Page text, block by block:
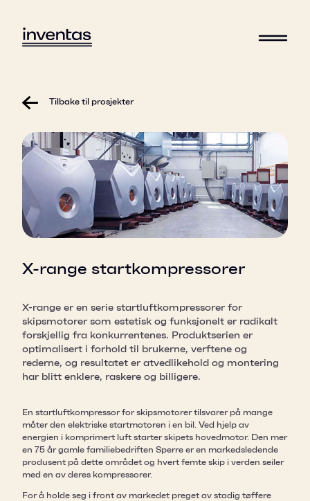
Tilbake til prosjekter
X-range startkompressorer
X-range er en serie startluftkompressorer for
skipsmotorer som estetisk og funksjonelt er radikalt
forskjellig fra konkurrentenes. Produktserien er
optimalisert i forhold til brukerne, verftene og
rederne, og resultatet er atvedlikehold og montering
har blitt enklere, raskere og billigere.
En startluftkompressor for skipsmotorer tilsvarer på mange
måter den elektriske startmotoren i en bil. Ved hjelp av
energien i komprimert luft starter skipets hovedmotor. Den mer
en 75 år gamle familiebedriften Sperre er en markedsledende
produsent på dette området og hvert femte skip i verden seiler
med en av deres kompressorer.
For å holde seg i front av markedet preget av stadig tøffere